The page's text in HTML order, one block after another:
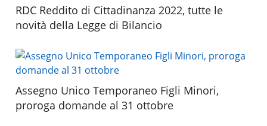
RDC Reddito di Cittadinanza 2022, tutte le
novità della Legge di Bilancio
Assegno Unico Temporaneo Figli Minori,
proroga domande al 31 ottobre